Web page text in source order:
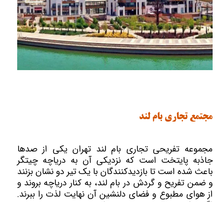
مجتمع تجاری بام لند
مجموعه تفریحی تجاری بام لند تهران یکی از صدها
جاذبه پایتخت است که نزدیکی آن به دریاچه چیتگر
باعث شده است تا بازدیدکنندگان با یک تیر دو نشان بزنند
و ضمن تفریح و گردش در بام لند، به کنار دریاچه بروند و
از هوای مطبوع و فضای دلنشین آن نهایت لذت را ببرند.